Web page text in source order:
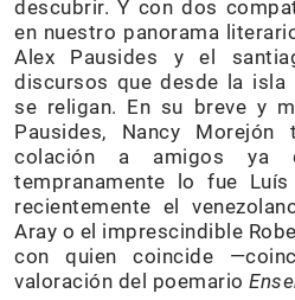
descubrir. Y con dos
en nuestro panorama
Alex Pausides y el
discursos que desde la
se religan. En su breve y
Pausides, Nancy
colación a amigos ya
tempranamente lo fue
recientemente el
Aray o el imprescindible
con quien coincide
valoración del poemario